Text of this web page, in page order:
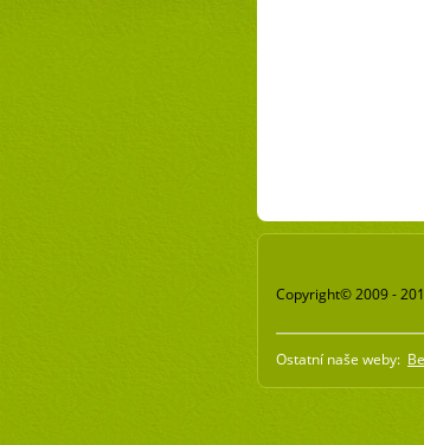
Copyright© 2009 -
Ostatní naše weby: